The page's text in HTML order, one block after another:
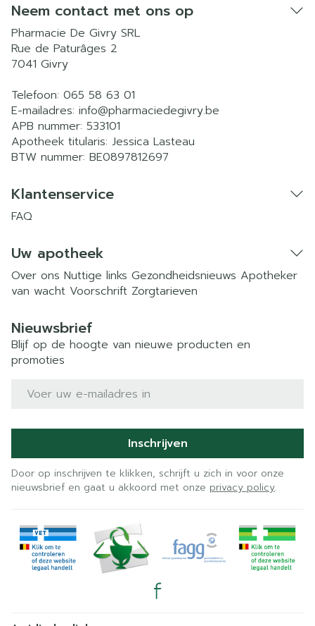
Neem contact met ons op
Pharmacie De Givry SRL
Rue de Paturâges 2
7041 Givry
Telefoon: 065 58 63 01
E-mailadres: info@pharmaciedegivry.be
APB nummer: 533101
Apotheek titularis: Jessica Lasteau
BTW nummer: BE0897812697
Klantenservice
FAQ
Uw apotheek
Over ons Nuttige links Gezondheidsnieuws Apotheker
van wacht Voorschrift Zorgtarieven
Nieuwsbrief
Blijf op de hoogte van nieuwe producten en
promoties
E-mail adres
Inschrijven
Door op inschrijven te klikken, schrijft u zich in voor onze
nieuwsbrief en gaat u akkoord met onze privacy policy.